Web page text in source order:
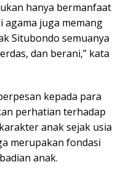
hanya bermanfaat
agama juga memang
Situbondo semuanya
dan berani,” kata
kepada para
perhatian terhadap
anak sejak usia
merupakan fondasi
anak.